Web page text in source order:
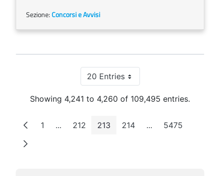
Sezione:Concorsi e Avvisi
20 EntriesPer Page
Showing 4,241 to 4,260 of 109,495 entries.
Page
1 ...Intermediate Pages
Page
212 Page
213 Page
214 ...Intermediate Pages
Page
5475